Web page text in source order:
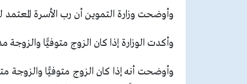
وأوضحت وزارة التموين أن رب الأسرة
وأكدت الوزارة إذا كان الزوج متوفيًّا والزوجة
وأوضحت أنه إذا كان الزوج متوفيًّا والزوجة